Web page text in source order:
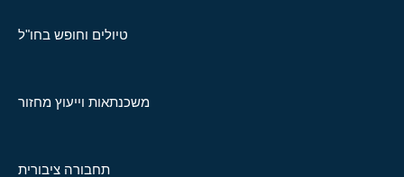
טיולים וחופש בחו"ל
משכנתאות וייעוץ מחזור
תחבורה ציבורית